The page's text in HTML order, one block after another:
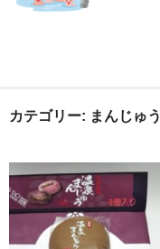
HOME
全取扱商品
売れ筋！
カテゴリー: まんじゅう